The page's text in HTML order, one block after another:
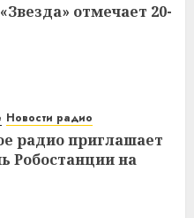
отмечает 20-
Новости радио
радио приглашает
Робостанции на